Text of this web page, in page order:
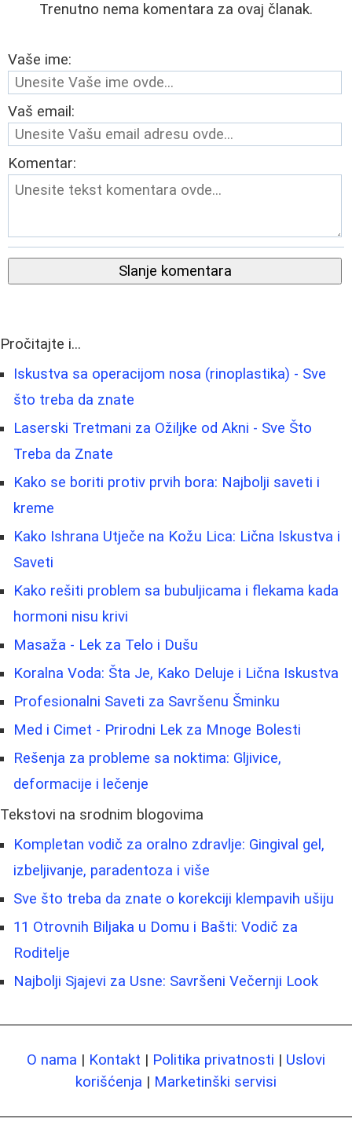
Trenutno nema komentara za ovaj članak.
Vaše ime:
Vaš email:
Komentar:
Slanje komentara
Pročitajte i...
Iskustva sa operacijom nosa (rinoplastika) - Sve
što treba da znate
Laserski Tretmani za Ožiljke od Akni - Sve Što
Treba da Znate
Kako se boriti protiv prvih bora: Najbolji saveti i
kreme
Kako Ishrana Utječe na Kožu Lica: Lična Iskustva i
Saveti
Kako rešiti problem sa bubuljicama i flekama kada
hormoni nisu krivi
Masaža - Lek za Telo i Dušu
Koralna Voda: Šta Je, Kako Deluje i Lična Iskustva
Profesionalni Saveti za Savršenu Šminku
Med i Cimet - Prirodni Lek za Mnoge Bolesti
Rešenja za probleme sa noktima: Gljivice,
deformacije i lečenje
Tekstovi na srodnim blogovima
Kompletan vodič za oralno zdravlje: Gingival gel,
izbeljivanje, paradentoza i više
Sve što treba da znate o korekciji klempavih ušiju
11 Otrovnih Biljaka u Domu i Bašti: Vodič za
Roditelje
Najbolji Sjajevi za Usne: Savršeni Večernji Look
O nama | Kontakt | Politika privatnosti | Uslovi
korišćenja | Marketinški servisi